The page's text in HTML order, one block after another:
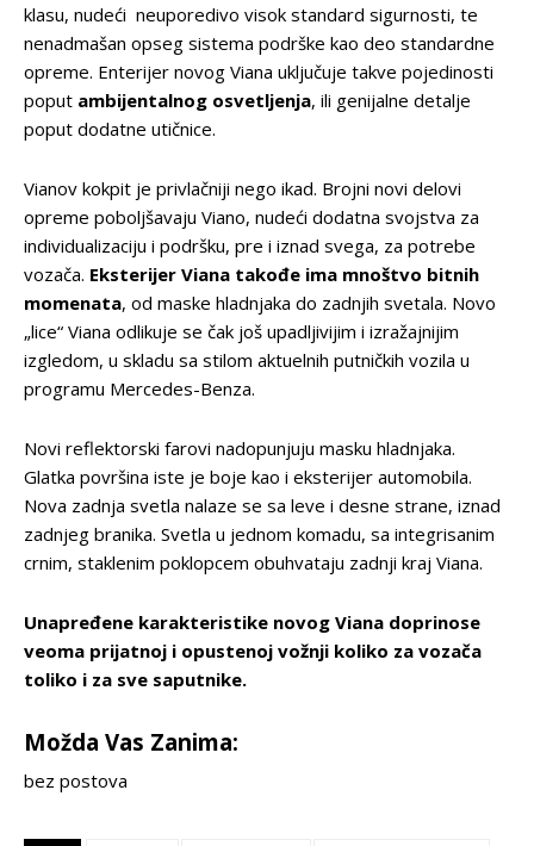
klasu, nudeći neuporedivo visok standard sigurnosti, te
nenadmašan opseg sistema podrške kao deo standardne
opreme. Enterijer novog Viana uključuje takve pojedinosti
poput ambijentalnog osvetljenja, ili genijalne detalje
poput dodatne utičnice.
Vianov kokpit je privlačniji nego ikad. Brojni novi delovi
opreme poboljšavaju Viano, nudeći dodatna svojstva za
individualizaciju i podršku, pre i iznad svega, za potrebe
vozača. Eksterijer Viana takođe ima mnoštvo bitnih
momenata, od maske hladnjaka do zadnjih svetala. Novo
„lice“ Viana odlikuje se čak još upadljivijim i izražajnijim
izgledom, u skladu sa stilom aktuelnih putničkih vozila u
programu Mercedes-Benza.
Novi reflektorski farovi nadopunjuju masku hladnjaka.
Glatka površina iste je boje kao i eksterijer automobila.
Nova zadnja svetla nalaze se sa leve i desne strane, iznad
zadnjeg branika. Svetla u jednom komadu, sa integrisanim
crnim, staklenim poklopcem obuhvataju zadnji kraj Viana.
Unapređene karakteristike novog Viana doprinose
veoma prijatnoj i opustenoj vožnji koliko za vozača
toliko i za sve saputnike.
Možda Vas Zanima:
bez postova